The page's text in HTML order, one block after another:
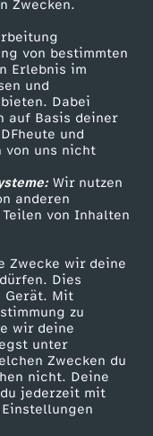
Zwecken.
von bestimmten
Erlebnis im
und
Dabei
auf Basis deiner
und
von uns nicht
Wir nutzen
anderen
von Inhalten
Zwecke wir deine
Dies
Gerät. Mit
zu
wir deine
unter
Zwecken du
nicht. Deine
jederzeit mit